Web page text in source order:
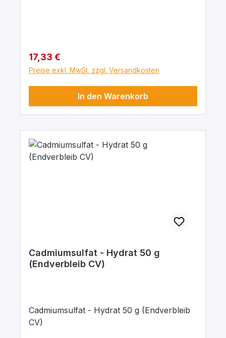
Regulärer Preis:
17,33 €
Preise exkl. MwSt. zzgl. Versandkosten
In den Warenkorb
Cadmiumsulfat - Hydrat 50 g
(Endverbleib CV)
Cadmiumsulfat - Hydrat 50 g (Endverbleib
CV)